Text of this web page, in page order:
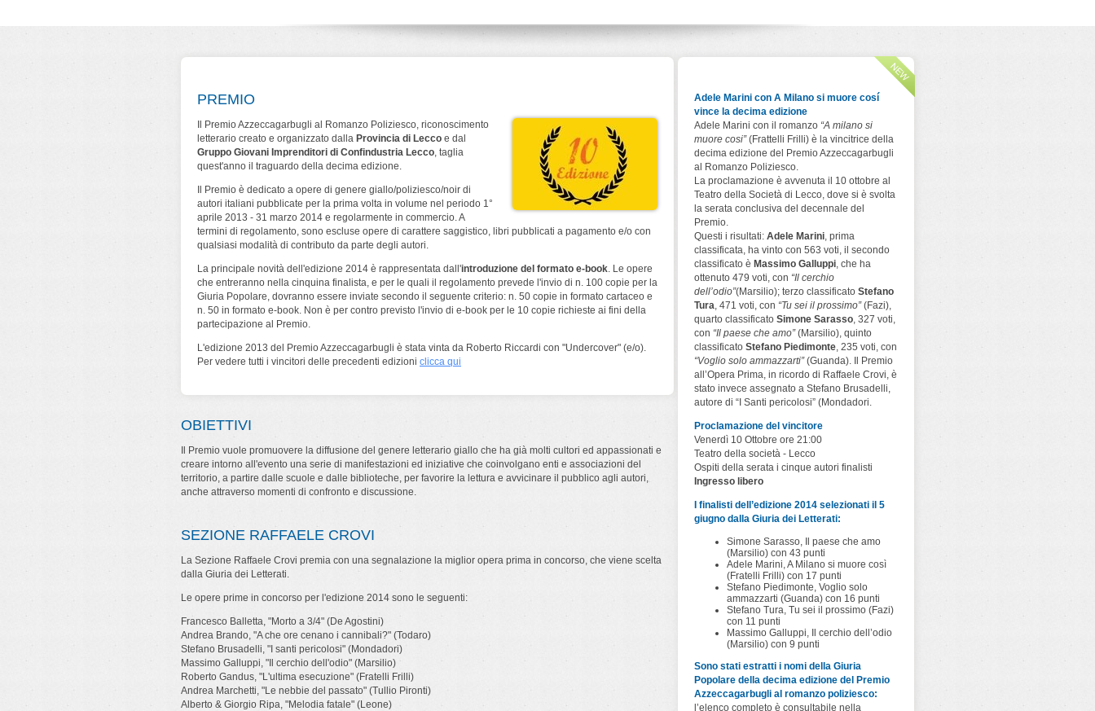
Patrizia Debicke van der
PREMIO
Il Premio Azzeccagarbugli al Romanzo Poliziesco, riconoscimento
letterario creato e organizzato dalla Provincia di Lecco e dal
Gruppo Giovani Imprenditori di Confindustria Lecco, taglia
quest'anno il traguardo della decima edizione.
Il Premio è dedicato a opere di genere giallo/poliziesco/noir di
autori italiani pubblicate per la prima volta in volume nel periodo 1°
aprile 2013 - 31 marzo 2014 e regolarmente in commercio. A
termini di regolamento, sono escluse opere di carattere saggistico, libri pubblicati a pagamento e/o con
qualsiasi modalità di contributo da parte degli autori.
La principale novità dell'edizione 2014 è rappresentata dall'introduzione del formato e-book. Le opere
che entreranno nella cinquina finalista, e per le quali il regolamento prevede l'invio di n. 100 copie per la
Giuria Popolare, dovranno essere inviate secondo il seguente criterio: n. 50 copie in formato cartaceo e
n. 50 in formato e-book. Non è per contro previsto l'invio di e-book per le 10 copie richieste ai fini della
partecipazione al Premio.
L'edizione 2013 del Premio Azzeccagarbugli è stata vinta da Roberto Riccardi con "Undercover" (e/o).
Per vedere tutti i vincitori delle precedenti edizioni clicca qui
OBIETTIVI
Il Premio vuole promuovere la diffusione del genere letterario giallo che ha già molti cultori ed appassionati e
creare intorno all'evento una serie di manifestazioni ed iniziative che coinvolgano enti e associazioni del
territorio, a partire dalle scuole e dalle biblioteche, per favorire la lettura e avvicinare il pubblico agli autori,
anche attraverso momenti di confronto e discussione.
SEZIONE RAFFAELE CROVI
La Sezione Raffaele Crovi premia con una segnalazione la miglior opera prima in concorso, che viene scelta
dalla Giuria dei Letterati.
Le opere prime in concorso per l'edizione 2014 sono le seguenti:
Francesco Balletta, "Morto a 3/4" (De Agostini)
Andrea Brando, "A che ore cenano i cannibali?" (Todaro)
Stefano Brusadelli, "I santi pericolosi" (Mondadori)
Massimo Galluppi, "Il cerchio dell'odio" (Marsilio)
Roberto Gandus, "L'ultima esecuzione" (Fratelli Frilli)
Andrea Marchetti, "Le nebbie del passato" (Tullio Pironti)
Alberto & Giorgio Ripa, "Melodia fatale" (Leone)
Adele Marini con A Milano si muore cosí
vince la decima edizione
Adele Marini con il romanzo “A milano si
muore cosi”(Frattelli Frilli) è la vincitrice della
decima edizione del Premio Azzeccagarbugli
al Romanzo Poliziesco.
La proclamazione è avvenuta il 10 ottobre al
Teatro della Società di Lecco, dove si è svolta
la serata conclusiva del decennale del
Premio.
Questi i risultati: Adele Marini, prima
classificata, ha vinto con 563 voti, il secondo
classificato è Massimo Galluppi, che ha
ottenuto 479 voti, con “Il cerchio
dell’odio”(Marsilio); terzo classificato Stefano
Tura, 471 voti, con “Tu sei il prossimo”(Fazi),
quarto classificato Simone Sarasso, 327 voti,
con “Il paese che amo”(Marsilio), quinto
classificato Stefano Piedimonte, 235 voti, con
“Voglio solo ammazzarti”(Guanda). Il Premio
all’Opera Prima, in ricordo di Raffaele Crovi, è
stato invece assegnato a Stefano Brusadelli,
autore di “I Santi pericolosi” (Mondadori.
Proclamazione del vincitore
Venerdì 10 Ottobre ore 21:00
Teatro della società - Lecco
Ospiti della serata i cinque autori finalisti
Ingresso libero
I finalisti dell’edizione 2014 selezionati il 5
giugno dalla Giuria dei Letterati:
Simone Sarasso, Il paese che amo
(Marsilio) con 43 punti
Adele Marini, A Milano si muore così
(Fratelli Frilli) con 17 punti
Stefano Piedimonte, Voglio solo
ammazzarti (Guanda) con 16 punti
Stefano Tura, Tu sei il prossimo (Fazi)
con 11 punti
Massimo Galluppi, Il cerchio dell’odio
(Marsilio) con 9 punti
Sono stati estratti i nomi della Giuria
Popolare della decima edizione del Premio
Azzeccagarbugli al romanzo poliziesco:
l’elenco completo è consultabile nella